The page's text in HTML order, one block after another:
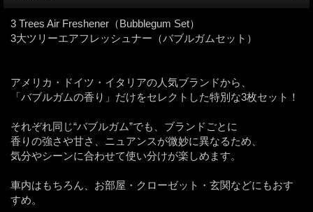
3 Trees Air Freshener（Bubblegum Set）
3大ツリーエアフレッシュナー（バブルガムセット）
アメリカ・ドイツ・イタリアの人気ブランドから、
「バブルガムの香り」だけをセレクトした特別な3枚セット！
それぞれ同じ“バブルガム”でも、ブランドごとに
香りの強さや甘さ、ニュアンスが微妙に異なるため、
気分やシーンに合わせて使い分けが楽しめます。
車内はもちろん、お部屋・クローゼット・玄関などにもおす
すめ。